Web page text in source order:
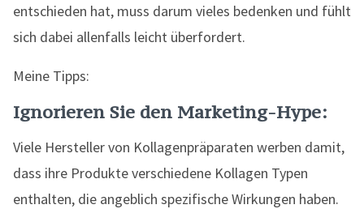
entschieden hat, muss darum vieles bedenken und fühlt
sich dabei allenfalls leicht überfordert.
Meine Tipps:
Ignorieren Sie den Marketing-Hype:
Viele Hersteller von Kollagenpräparaten werben damit,
dass ihre Produkte verschiedene Kollagen Typen
enthalten, die angeblich spezifische Wirkungen haben.